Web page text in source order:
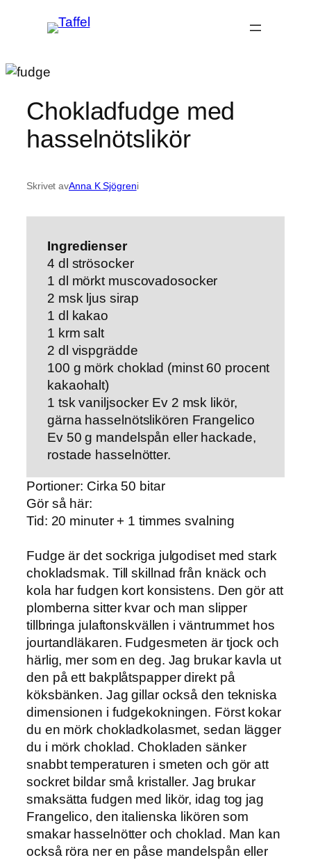
Chokladfudge med
hasselnötslikör
Skrivet avAnna K Sjögreni
Ingredienser
4 dl strösocker
1 dl mörkt muscovadosocker
2 msk ljus sirap
1 dl kakao
1 krm salt
2 dl vispgrädde
100 g mörk choklad (minst 60 procent
kakaohalt)
1 tsk vaniljsocker Ev 2 msk likör,
gärna hasselnötslikören Frangelico
Ev 50 g mandelspån eller hackade,
rostade hasselnötter.
Portioner: Cirka 50 bitar
Gör så här:
Tid: 20 minuter + 1 timmes svalning
Fudge är det sockriga julgodiset med stark
chokladsmak. Till skillnad från knäck och
kola har fudgen kort konsistens. Den gör att
plomberna sitter kvar och man slipper
tillbringa julaftonskvällen i väntrummet hos
jourtandläkaren. Fudgesmeten är tjock och
härlig, mer som en deg. Jag brukar kavla ut
den på ett bakplåtspapper direkt på
köksbänken. Jag gillar också den tekniska
dimensionen i fudgekokningen. Först kokar
du en mörk chokladkolasmet, sedan lägger
du i mörk choklad. Chokladen sänker
snabbt temperaturen i smeten och gör att
sockret bildar små kristaller. Jag brukar
smaksätta fudgen med likör, idag tog jag
Frangelico, den italienska likören som
smakar hasselnötter och choklad. Man kan
också röra ner en påse mandelspån eller